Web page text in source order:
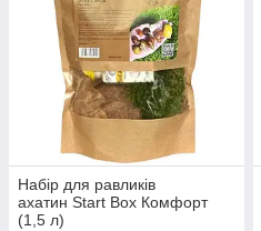
Набір для равликів
ахатин Start Box Комфорт
(1,5 л)